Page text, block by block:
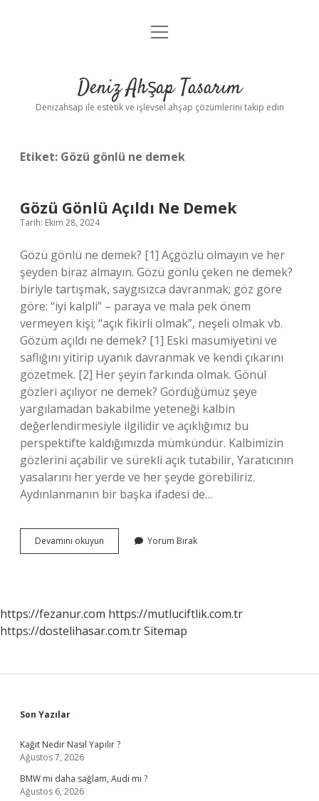
Anasayfa
Yasal Uyarı
menüyü
Deniz Ahşap Tasarım
Denizahsap ile estetik ve işlevsel ahşap çözümlerini takip edin
Etiket: Gözü gönlü ne demek
Gözü Gönlü Açıldı Ne Demek
Tarih: Ekim 28, 2024
Gözü gönlü ne demek? [1] Açgözlü olmayın ve her
şeyden biraz almayın. Gözü gönlü çeken ne demek?
biriyle tartışmak, saygısızca davranmak; göz göre
göre: “iyi kalpli” – paraya ve mala pek önem
vermeyen kişi; “açık fikirli olmak”, neşeli olmak vb.
Gözüm açıldı ne demek? [1] Eski masumiyetini ve
saflığını yitirip uyanık davranmak ve kendi çıkarını
gözetmek. [2] Her şeyin farkında olmak. Gönül
gözleri açılıyor ne demek? Gördüğümüz şeye
yargılamadan bakabilme yeteneği kalbin
değerlendirmesiyle ilgilidir ve açıklığımız bu
perspektifte kaldığımızda mümkündür. Kalbimizin
gözlerini açabilir ve sürekli açık tutabilir, Yaratıcının
yasalarını her yerde ve her şeyde görebiliriz.
Aydınlanmanın bir başka ifadesi de…
Devamını okuyun
Gönlü
Yorum Bırak
https://fezanur.com https://mutluciftlik.com.tr
https://dostelihasar.com.trSitemap
Sidebar
Son Yazılar
Kağıt Nedir Nasıl Yapılır ?
Ağustos 7, 2026
BMW mi daha sağlam, Audi mi ?
Ağustos 6, 2026